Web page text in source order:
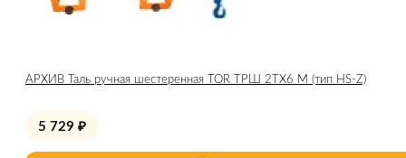
АРХИВ Таль ручная шестеренная TOR ТРШ 2ТХ6 М (тип HS-Z)
5 729 ₽